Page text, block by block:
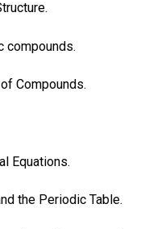
compounds.
Compounds.
Equations.
the Periodic Table.